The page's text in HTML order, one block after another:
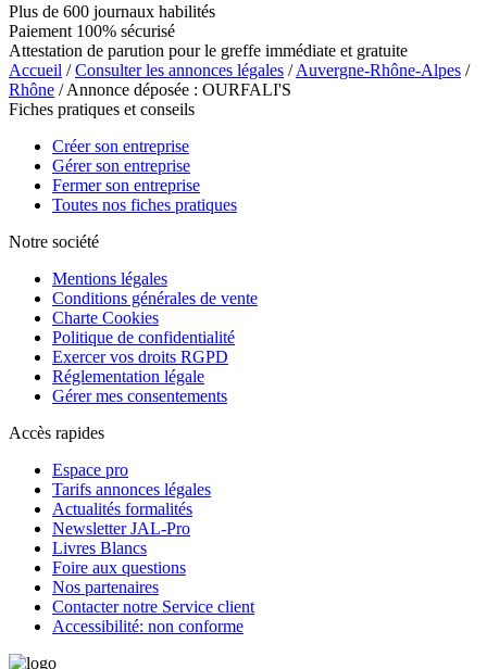
Plus de 600 journaux habilités
Paiement 100% sécurisé
Attestation de parution pour le greffe immédiate et gratuite
Accueil /Consulter les annonces légales /Auvergne-Rhône-Alpes /
Rhône / Annonce déposée : OURFALI'S
Fiches pratiques et conseils
Créer son entreprise
Gérer son entreprise
Fermer son entreprise
Toutes nos fiches pratiques
Notre société
Mentions légales
Conditions générales de vente
Charte Cookies
Politique de confidentialité
Exercer vos droits RGPD
Réglementation légale
Gérer mes consentements
Accès rapides
Espace pro
Tarifs annonces légales
Actualités formalités
Newsletter JAL-Pro
Livres Blancs
Foire aux questions
Nos partenaires
Contacter notre Service client
Accessibilité: non conforme